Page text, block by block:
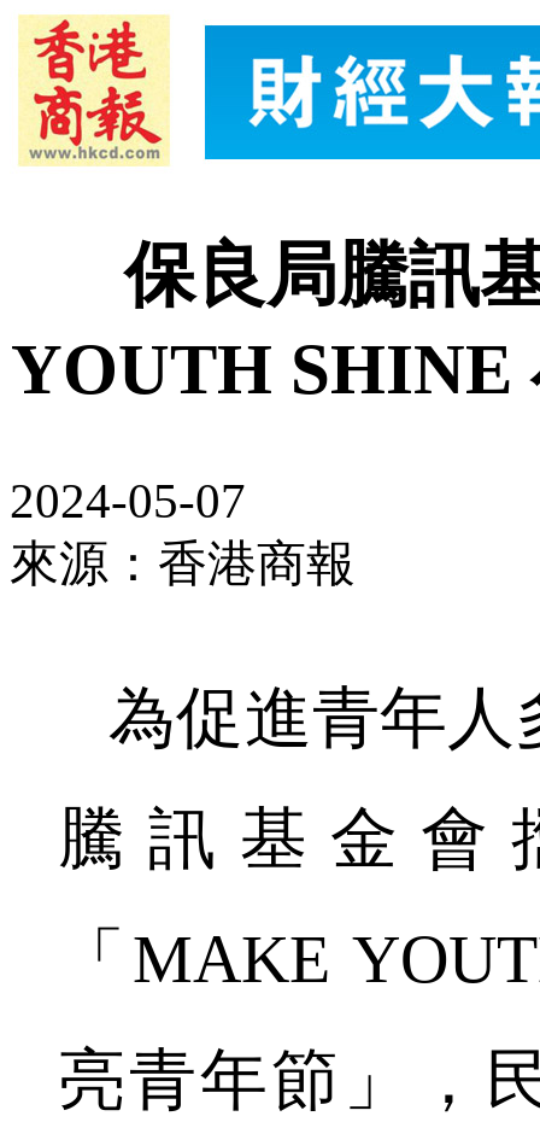
保良局騰訊
YOUTH SHINE
2024-05-07
來源：香港商報
為促進青年人
騰訊基金會
「MAKE
亮青年節」，